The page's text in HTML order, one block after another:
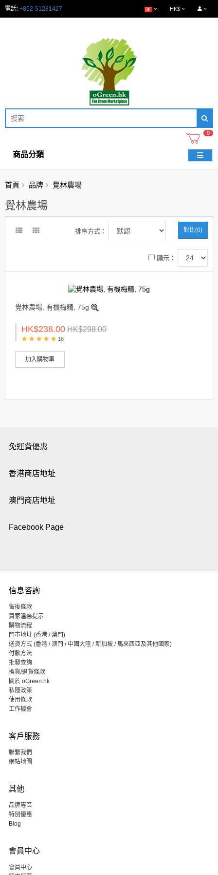
電話: +852-51281427 HK$
0
商品分類
首頁 品牌 覺林農場
覺林農場
對比(0)
排序方式：
顯示：
覺林農場, 有機梅精, 75g
HK$238.00 HK$298.00
16
加入購物車
免運費優惠
香港商店地址
澳門商店地址
Facebook Page
信息咨詢
售後條款
買家溫馨提示
購物流程
門市地址 (香港 / 澳門)
送貨方式 (香港 / 澳門 / 中國大陸 / 新加坡 / 馬來西亞及其他國家)
付款方法
批發查詢
換貨/退貨條款
關於 oGreen.hk
私隱政策
使用條款
工作機會
客戶服務
聯繫我們
網站地圖
其他
品牌專區
特別優惠
Blog
會員中心
會員中心